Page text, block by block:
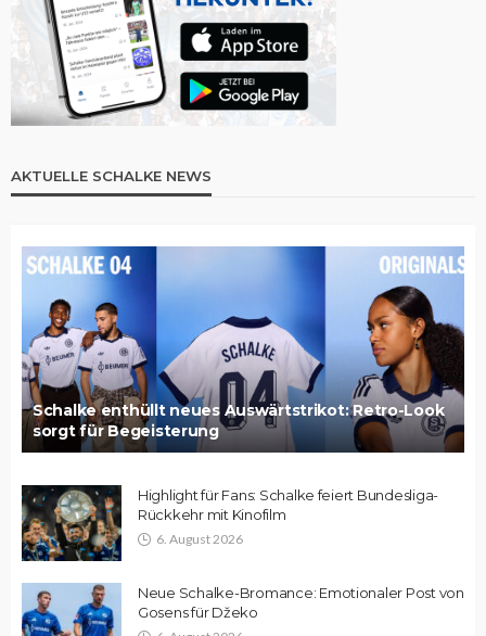
AKTUELLE SCHALKE NEWS
Schalke enthüllt neues Auswärtstrikot: Retro-Look
sorgt für Begeisterung
Highlight für Fans: Schalke feiert Bundesliga-
Rückkehr mit Kinofilm
6. August 2026
Neue Schalke-Bromance: Emotionaler Post von
Gosens für Džeko